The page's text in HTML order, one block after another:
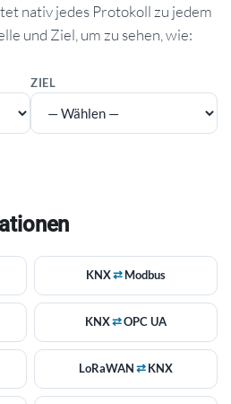
nativ jedes Protokoll zu jedem
und Ziel, um zu sehen, wie:
ZIEL
KNX⇄ Modbus
KNX⇄OPC UA
LoRaWAN ⇄ KNX